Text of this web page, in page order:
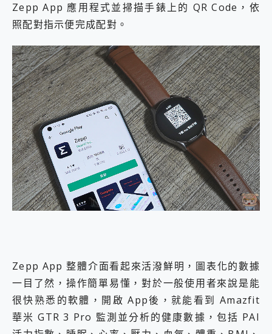
Zepp App 應用程式並掃描手錶上的 QR Code，依
照配對指示便完成配對。
Zepp App 整體介面看起來活潑鮮明，圖表化的數據
一目了然，操作簡單易懂，對於一般使用者來說是能
很快熟悉的軟體，開啟 App後，就能看到 Amazfit
華米 GTR 3 Pro 監測並分析的健康數據，包括 PAI